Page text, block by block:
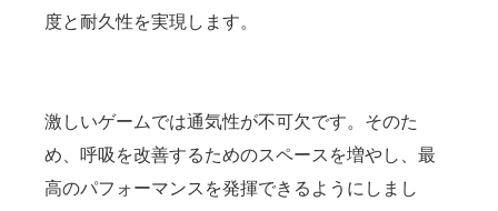
度と耐久性を実現します。
激しいゲームでは通気性が不可欠です。そのた
め、呼吸を改善するためのスペースを増やし、最
高のパフォーマンスを発揮できるようにしまし